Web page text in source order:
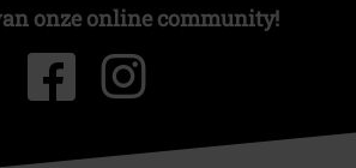
onze online community!